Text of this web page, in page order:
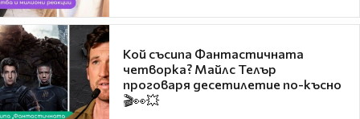
Кой съсипа Фантастичната
четворка? Майлс Телър
проговаря десетилетие по-късно
🎬👀💥